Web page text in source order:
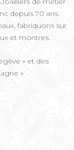
depuis 70 ans.
fabriquons sur
et montres.
» et des
»